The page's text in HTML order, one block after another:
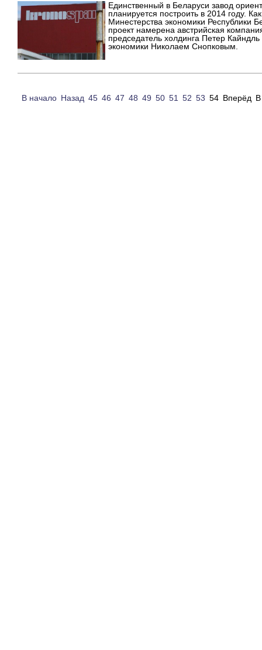
Единственный в Беларуси завод
планируется построить в 2014 году.
Минестерства экономики Республики
проект намерена австрийская
председатель холдинга Петер
экономики Николаем Снопковым.
В начало Назад 45 46 47 48 49 50 51 52 53 54 Вперёд